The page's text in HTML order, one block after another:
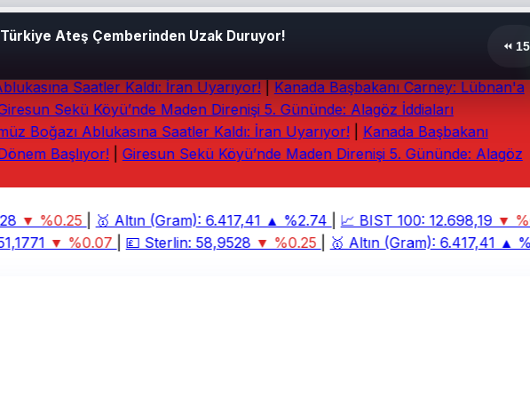
Saatler Kaldı: İran Uyarıyor! |
Kanada Başbakanı Carney: Lübnan'a
Sekü Köyü’nde Maden Direnişi 5. Gününde: Alagöz İddiaları
Boğazı Ablukasına Saatler Kaldı: İran Uyarıyor! |
Kanada Başbakanı
Başlıyor! | Giresun Sekü Köyü’nde Maden Direnişi 5. Gününde: Alagöz
▼ %0.25 | 🥇 Altın (Gram): 6.417,41 ▲ %2.74 | 📈 BIST 100: 12.698,19 ▼
▼ %0.07 | 💷 Sterlin: 58,9528 ▼ %0.25 | 🥇 Altın (Gram): 6.417,41 ▲
Ateş Çemberinden Uzak Duruyor!
15